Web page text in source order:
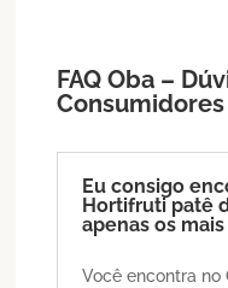
FAQ Oba –
Consumidores
Eu consigo
Hortifruti patê
apenas os
Você encontra no